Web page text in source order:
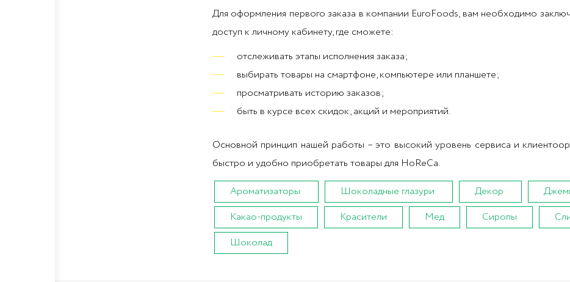
Для оформления первого заказа в компании EuroFoods, вам необходимо
доступ к личному кабинету, где сможете:
отслеживать этапы исполнения заказа;
выбирать товары на смартфоне, компьютере или планшете;
просматривать историю заказов;
быть в курсе всех скидок, акций и мероприятий.
Основной принцип нашей работы – это высокий уровень сервиса и
быстро и удобно приобретать товары для HoReCa.
Ароматизаторы
Шоколадные глазури Декор
Какао-продукты
Красители Мед Сиропы
Шоколад